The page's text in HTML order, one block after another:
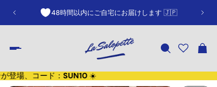
48時間以内にご自宅にお届けします 🇯🇵
場、コード： SUN10☀️